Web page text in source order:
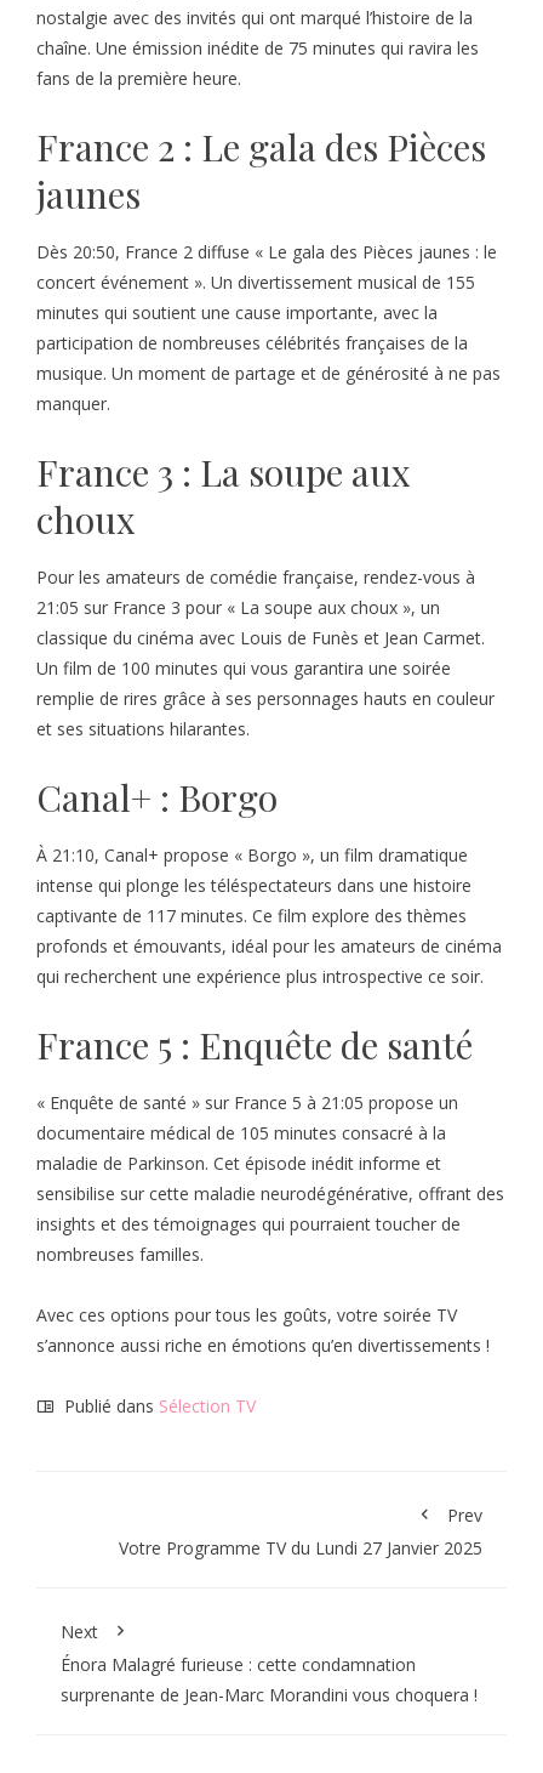
nostalgie avec des invités qui ont marqué l’histoire de la
chaîne. Une émission inédite de 75 minutes qui ravira les
fans de la première heure.
France 2 : Le gala des Pièces
jaunes
Dès 20:50, France 2 diffuse « Le gala des Pièces jaunes : le
concert événement ». Un divertissement musical de 155
minutes qui soutient une cause importante, avec la
participation de nombreuses célébrités françaises de la
musique. Un moment de partage et de générosité à ne pas
manquer.
France 3 : La soupe aux
choux
Pour les amateurs de comédie française, rendez-vous à
21:05 sur France 3 pour « La soupe aux choux », un
classique du cinéma avec Louis de Funès et Jean Carmet.
Un film de 100 minutes qui vous garantira une soirée
remplie de rires grâce à ses personnages hauts en couleur
et ses situations hilarantes.
Canal+ : Borgo
À 21:10, Canal+ propose « Borgo », un film dramatique
intense qui plonge les téléspectateurs dans une histoire
captivante de 117 minutes. Ce film explore des thèmes
profonds et émouvants, idéal pour les amateurs de cinéma
qui recherchent une expérience plus introspective ce soir.
France 5 : Enquête de santé
« Enquête de santé » sur France 5 à 21:05 propose un
documentaire médical de 105 minutes consacré à la
maladie de Parkinson. Cet épisode inédit informe et
sensibilise sur cette maladie neurodégénérative, offrant des
insights et des témoignages qui pourraient toucher de
nombreuses familles.
Avec ces options pour tous les goûts, votre soirée TV
s’annonce aussi riche en émotions qu’en divertissements !
Publié dans Sélection TV
Prev
Votre Programme TV du Lundi 27 Janvier 2025
Next
Énora Malagré furieuse : cette condamnation
surprenante de Jean-Marc Morandini vous choquera !